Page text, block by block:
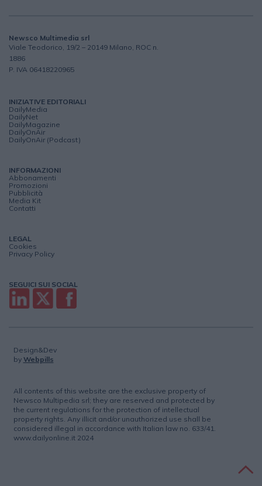
Newsco Multimedia srl
Viale Teodorico, 19/2 – 20149 Milano, ROC n.
1886
P. IVA 06418220965
INIZIATIVE EDITORIALI
DailyMedia
DailyNet
DailyMagazine
DailyOnAir
DailyOnAir (Podcast)
INFORMAZIONI
Abbonamenti
Promozioni
Pubblicità
Media Kit
Contatti
LEGAL
Cookies
Privacy Policy
SEGUICI SUI SOCIAL
Design&Dev
by Webpills
All contents of this website are the exclusive property of
Newsco Multipedia srl; they are reserved and protected by
the current regulations for the protection of intellectual
property rights. Any illicit and/or unauthorized use shall be
considered illegal in accordance with Italian law no. 633/41.
www.dailyonline.it 2024